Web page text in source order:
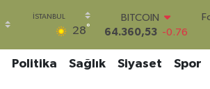
28°
DOLAR
47,7069
0.17
EURO
55,0265 0.01
Politika Sağlık Siyaset Spor